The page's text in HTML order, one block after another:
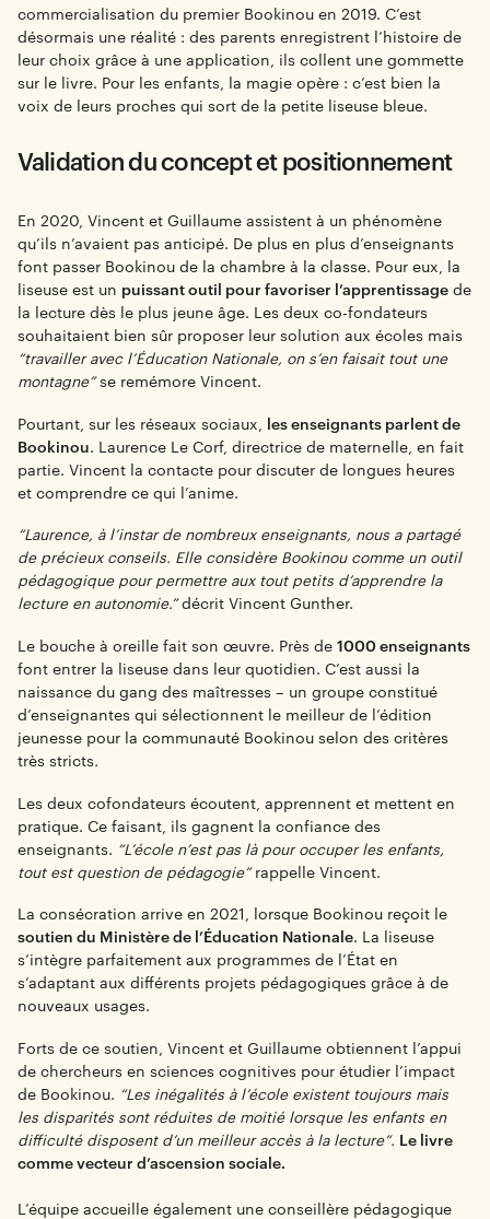
commercialisation du premier Bookinou en 2019. C’est
désormais une réalité : des parents enregistrent l’histoire de
leur choix grâce à une application, ils collent une gommette
sur le livre. Pour les enfants, la magie opère : c’est bien la
voix de leurs proches qui sort de la petite liseuse bleue.
Validation du concept et positionnement
En 2020, Vincent et Guillaume assistent à un phénomène
qu’ils n’avaient pas anticipé. De plus en plus d’enseignants
font passer Bookinou de la chambre à la classe. Pour eux, la
liseuse est un puissant outil pour favoriser l’apprentissagede
la lecture dès le plus jeune âge. Les deux co-fondateurs
souhaitaient bien sûr proposer leur solution aux écoles mais
“travailler avec l’Éducation Nationale, on s’en faisait tout une
montagne”se remémore Vincent.
Pourtant, sur les réseaux sociaux,
les enseignants parlent de
Bookinou. Laurence Le Corf, directrice de maternelle, en fait
partie. Vincent la contacte pour discuter de longues heures
et comprendre ce qui l’anime.
“Laurence, à l’instar de nombreux enseignants, nous a partagé
de précieux conseils. Elle considère Bookinou comme un outil
pédagogique pour permettre aux tout petits d’apprendre la
lecture en autonomie.”décrit Vincent Gunther.
Le bouche à oreille fait son œuvre. Près de 1000 enseignants
font entrer la liseuse dans leur quotidien. C’est aussi la
naissance du gang des maîtresses – un groupe constitué
d’enseignantes qui sélectionnent le meilleur de l’édition
jeunesse pour la communauté Bookinou selon des critères
très stricts.
Les deux cofondateurs écoutent, apprennent et mettent en
pratique. Ce faisant, ils gagnent la confiance des
enseignants. “L’école n’est pas là pour occuper les enfants,
tout est question de pédagogie”rappelle Vincent.
La consécration arrive en 2021, lorsque Bookinou reçoit le
soutien du Ministère de l’Éducation Nationale. La liseuse
s’intègre parfaitement aux programmes de l’État en
s’adaptant aux différents projets pédagogiques grâce à de
nouveaux usages.
Forts de ce soutien, Vincent et Guillaume obtiennent l’appui
de chercheurs en sciences cognitives pour étudier l’impact
de Bookinou. “Les inégalités à l’école existent toujours mais
les disparités sont réduites de moitié lorsque les enfants en
difficulté disposent d’un meilleur accès à la lecture”.
Le livre
comme vecteur d’ascension sociale.
L’équipe accueille également une conseillère pédagogique